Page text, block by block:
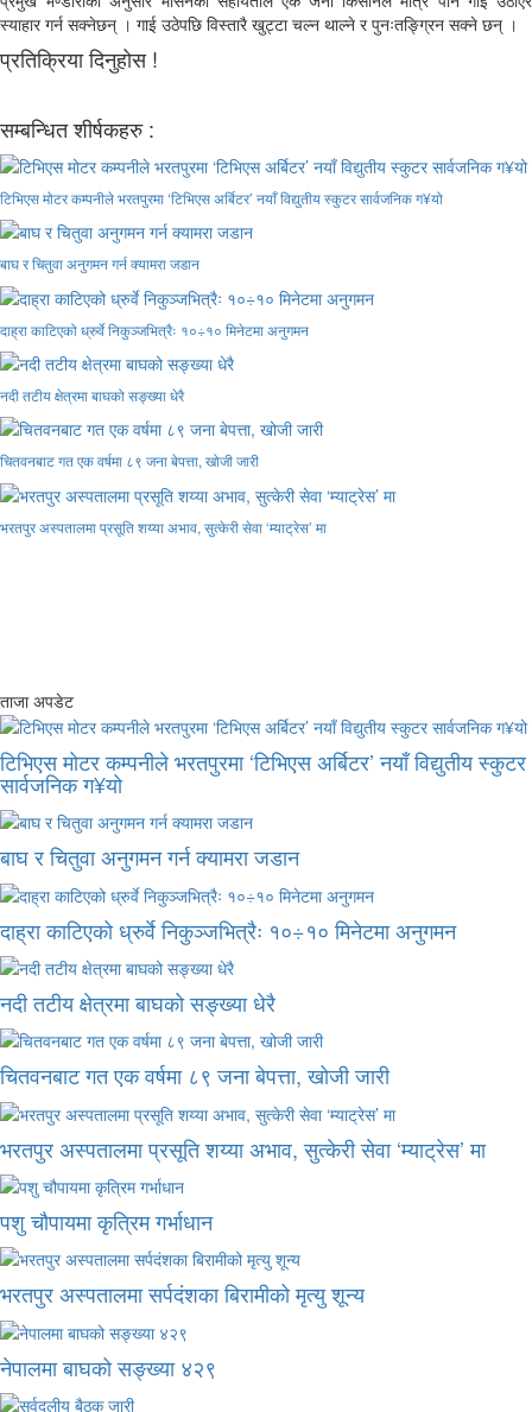
स्याहार गर्न सक्नेछन् । गाई उठेपछि विस्तारै खुट्टा चल्न थाल्ने र पुनःतङ्ग्रिन सक्ने छन् ।
प्रतिक्रिया दिनुहोस !
सम्बन्धित शीर्षकहरु :
टिभिएस मोटर कम्पनीले भरतपुरमा ‘टिभिएस अर्बिटर’ नयाँ विद्युतीय स्कुटर सार्वजनिक ग¥यो
बाघ र चितुवा अनुगमन गर्न क्यामरा जडान
दाह्रा काटिएको ध्रुर्वे निकुञ्जभित्रैः १०÷१० मिनेटमा अनुगमन
नदी तटीय क्षेत्रमा बाघको सङ्ख्या धेरै
चितवनबाट गत एक वर्षमा ८९ जना बेपत्ता, खोजी जारी
भरतपुर अस्पतालमा प्रसूति शय्या अभाव, सुत्केरी सेवा ‘म्याट्रेस’ मा
ताजा अपडेट
टिभिएस मोटर कम्पनीले भरतपुरमा ‘टिभिएस अर्बिटर’ नयाँ विद्युतीय स्कुटर
सार्वजनिक ग¥यो
बाघ र चितुवा अनुगमन गर्न क्यामरा जडान
दाह्रा काटिएको ध्रुर्वे निकुञ्जभित्रैः १०÷१० मिनेटमा अनुगमन
नदी तटीय क्षेत्रमा बाघको सङ्ख्या धेरै
चितवनबाट गत एक वर्षमा ८९ जना बेपत्ता, खोजी जारी
भरतपुर अस्पतालमा प्रसूति शय्या अभाव, सुत्केरी सेवा ‘म्याट्रेस’ मा
पशु चौपायमा कृत्रिम गर्भाधान
भरतपुर अस्पतालमा सर्पदंशका बिरामीको मृत्यु शून्य
नेपालमा बाघको सङ्ख्या ४२९